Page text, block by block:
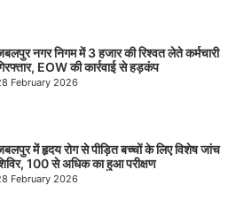
नगर निगम में 3 हजार की रिश्वत लेते कर्मचारी
EOW की कार्रवाई से हड़कंप
February 2026
में हृदय रोग से पीड़ित बच्चों के लिए विशेष जांच
100 से अधिक का हुआ परीक्षण
February 2026